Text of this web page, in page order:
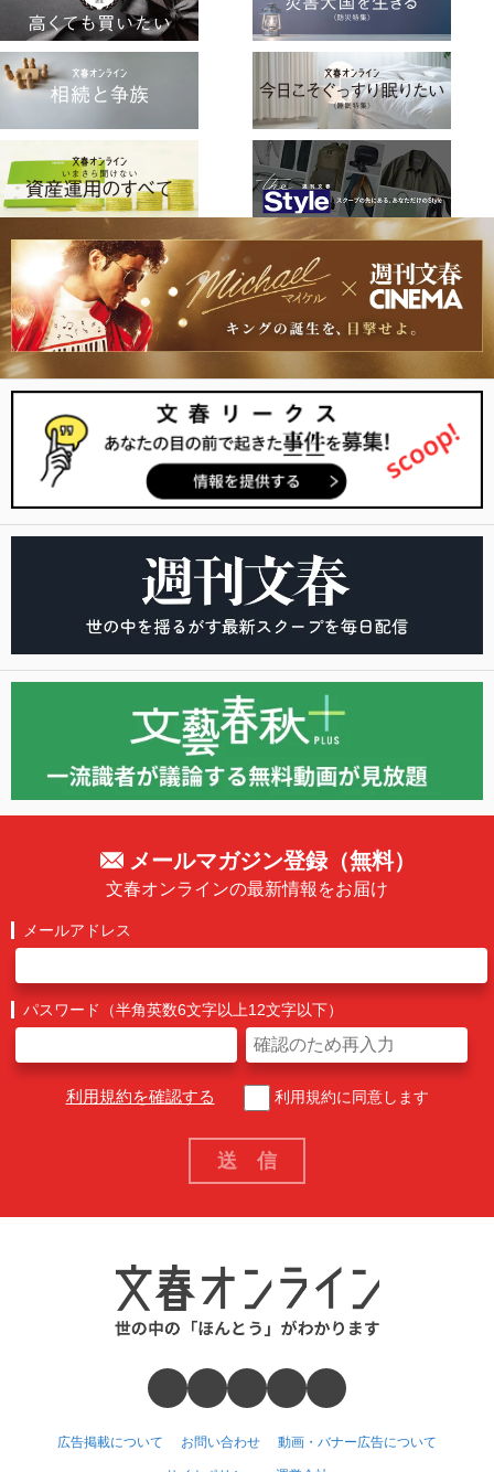
メールマガジン登録（無料）
文春オンラインの最新情報をお届け
メールアドレス
パスワード（半角英数6文字以上12文字以下）
利用規約を確認する 利用規約に同意します
広告掲載について お問い合わせ 動画・バナー広告について